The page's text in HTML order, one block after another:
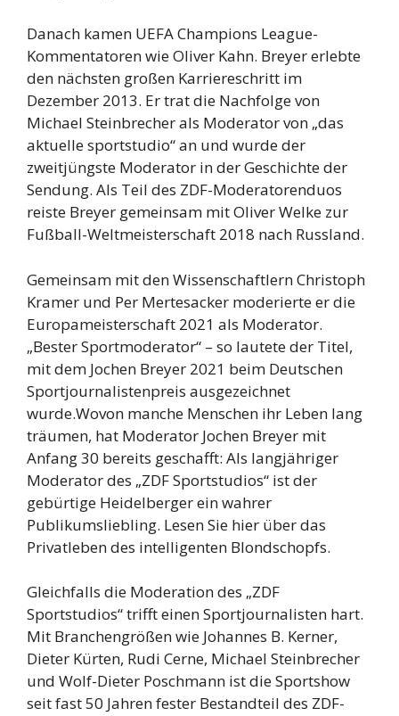
Danach kamen UEFA Champions League-
Kommentatoren wie Oliver Kahn. Breyer erlebte
den nächsten großen Karriereschritt im
Dezember 2013. Er trat die Nachfolge von
Michael Steinbrecher als Moderator von „das
aktuelle sportstudio“ an und wurde der
zweitjüngste Moderator in der Geschichte der
Sendung. Als Teil des ZDF-Moderatorenduos
reiste Breyer gemeinsam mit Oliver Welke zur
Fußball-Weltmeisterschaft 2018 nach Russland.
Gemeinsam mit den Wissenschaftlern Christoph
Kramer und Per Mertesacker moderierte er die
Europameisterschaft 2021 als Moderator.
„Bester Sportmoderator“ – so lautete der Titel,
mit dem Jochen Breyer 2021 beim Deutschen
Sportjournalistenpreis ausgezeichnet
wurde.Wovon manche Menschen ihr Leben lang
träumen, hat Moderator Jochen Breyer mit
Anfang 30 bereits geschafft: Als langjähriger
Moderator des „ZDF Sportstudios“ ist der
gebürtige Heidelberger ein wahrer
Publikumsliebling. Lesen Sie hier über das
Privatleben des intelligenten Blondschopfs.
Gleichfalls die Moderation des „ZDF
Sportstudios“ trifft einen Sportjournalisten hart.
Mit Branchengrößen wie Johannes B. Kerner,
Dieter Kürten, Rudi Cerne, Michael Steinbrecher
und Wolf-Dieter Poschmann ist die Sportshow
seit fast 50 Jahren fester Bestandteil des ZDF-